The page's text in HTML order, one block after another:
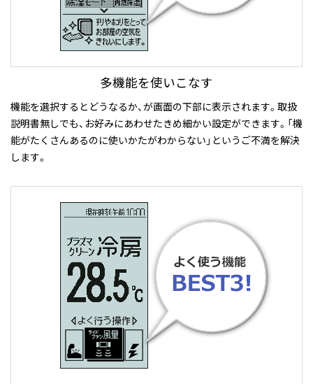
多機能を使いこなす
機能を選択するとどうなるか、が画面の下部に表示されます。取扱
説明書無しでも、お好みにあわせたきめ細かい設定ができます。「機
能がたくさんあるのに使いかたがわからない」というご不満を解決
します。